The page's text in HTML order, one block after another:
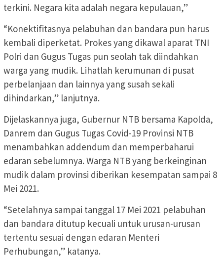
terkini. Negara kita adalah negara kepulauan,”
“Konektifitasnya pelabuhan dan bandara pun harus
kembali diperketat. Prokes yang dikawal aparat TNI
Polri dan Gugus Tugas pun seolah tak diindahkan
warga yang mudik. Lihatlah kerumunan di pusat
perbelanjaan dan lainnya yang susah sekali
dihindarkan,” lanjutnya.
Dijelaskannya juga, Gubernur NTB bersama Kapolda,
Danrem dan Gugus Tugas Covid-19 Provinsi NTB
menambahkan addendum dan memperbaharui
edaran sebelumnya. Warga NTB yang berkeinginan
mudik dalam provinsi diberikan kesempatan sampai 8
Mei 2021.
“Setelahnya sampai tanggal 17 Mei 2021 pelabuhan
dan bandara ditutup kecuali untuk urusan-urusan
tertentu sesuai dengan edaran Menteri
Perhubungan,” katanya.